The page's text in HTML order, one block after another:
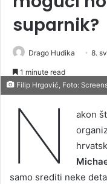
suparnik?
Drago Hudika 8.
1 minute read
Filip Hrgović, Foto:
N
akon
samo srediti neke